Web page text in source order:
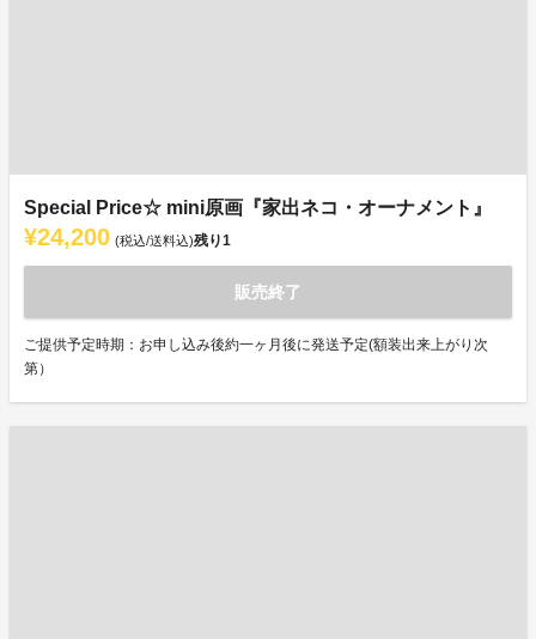
Special Price☆ mini原画『家出ネコ・オーナメント』
¥24,200 (税込/送料込)残り1
販売終了
ご提供予定時期：お申し込み後約一ヶ月後に発送予定(額装出来上がり次
第）